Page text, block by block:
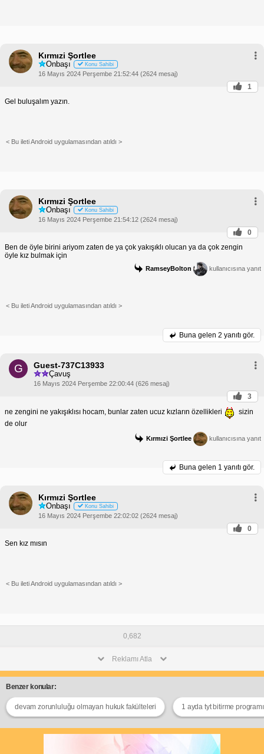
Kırmızi Şortlee
Onbaşı Konu Sahibi
16 Mayıs 2024 Perşembe 21:52:44 (2624 mesaj)
1
Gel buluşalım yazın.
< Bu ileti Android uygulamasından atıldı >
Kırmızi Şortlee
Onbaşı Konu Sahibi
16 Mayıs 2024 Perşembe 21:54:12 (2624 mesaj)
0
Ben de öyle birini ariyom zaten de ya çok yakışıklı olucan ya da çok zengin
öyle kız bulmak için
RamseyBolton kullanıcısına yanıt
< Bu ileti Android uygulamasından atıldı >
Buna gelen 2 yanıtı gör.
G Guest-737C13933
Çavuş
16 Mayıs 2024 Perşembe 22:00:44 (626 mesaj)
3
ne zengini ne yakışıklısı hocam, bunlar zaten ucuz kızların özellikleri
sizin
de olur
Kırmızi Şortlee kullanıcısına yanıt
Buna gelen 1 yanıtı gör.
Kırmızi Şortlee
Onbaşı Konu Sahibi
16 Mayıs 2024 Perşembe 22:02:02 (2624 mesaj)
0
Sen kız mısın
< Bu ileti Android uygulamasından atıldı >
0,682
Reklamı Atla
Benzer konular:
devam zorunluluğu olmayan hukuk fakülteleri 1 ayda tyt bitirme programı